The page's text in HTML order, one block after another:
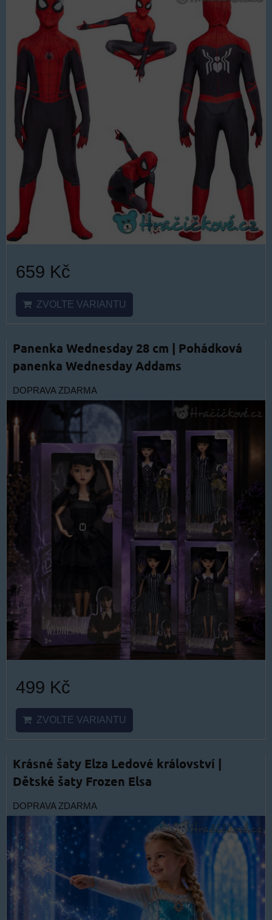
659 Kč
ZVOLTE VARIANTU
Panenka Wednesday 28 cm | Pohádková
panenka Wednesday Addams
DOPRAVA ZDARMA
499 Kč
ZVOLTE VARIANTU
Krásné šaty Elza Ledové království |
Dětské šaty Frozen Elsa
DOPRAVA ZDARMA